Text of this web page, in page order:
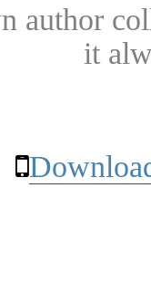
author
it